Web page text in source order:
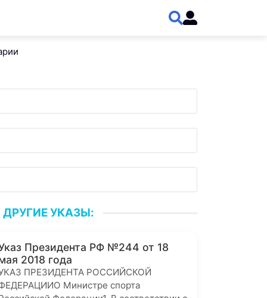
ДРУГИЕ УКАЗЫ:
Президента РФ №244 от 18
2018 года
ПРЕЗИДЕНТА РОССИЙСКОЙ
Министре спорта